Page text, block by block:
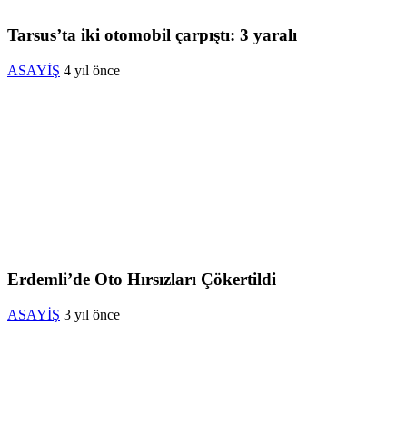
Tarsus’ta iki otomobil çarpıştı: 3 yaralı
ASAYİŞ 4 yıl önce
Erdemli’de Oto Hırsızları Çökertildi
ASAYİŞ 3 yıl önce